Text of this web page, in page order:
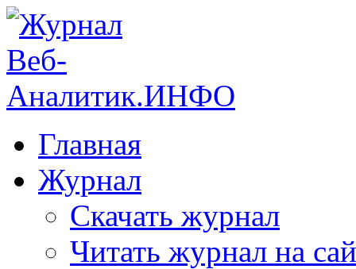
Главная
Журнал
Скачать журнал
Читать журнал на